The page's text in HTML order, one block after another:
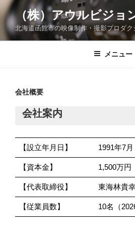
コ
ン
テ
ン
（株）アウルビジョ
北海道函館市の映像制作・撮影プロダク
メニュー
会社概要
会社案内
【設立年月日】 1991年7月
【資本金】 1,500万円
【代表取締役】 東海林貴
【従業員数】 10名（